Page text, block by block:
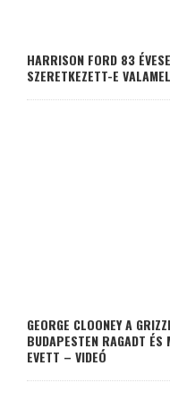
HARRISON FORD 83
SZERETKEZETT-E
GEORGE CLOONEY A
BUDAPESTEN RAGADT
EVETT – VIDEÓ